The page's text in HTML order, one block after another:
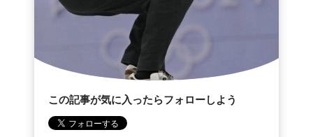
この記事が気に入ったらフォローしよう